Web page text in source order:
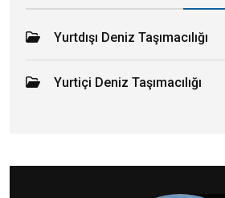
Yurtdışı Deniz Taşımacılığı
Yurtiçi Deniz Taşımacılığı